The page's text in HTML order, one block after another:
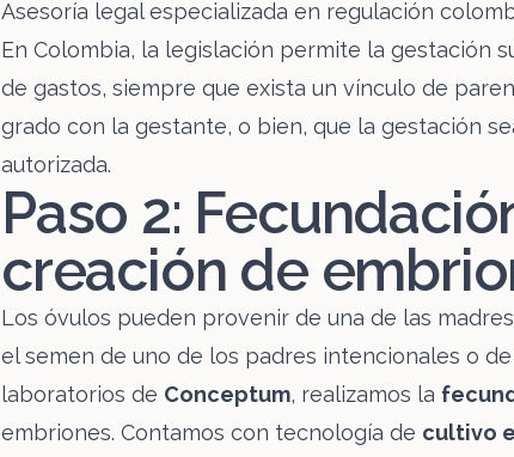
Asesoría legal especializada en regulación
En Colombia, la legislación permite la gestación
de gastos, siempre que exista un vínculo de
grado con la gestante, o bien, que la gestación
autorizada.
Paso 2:
creación de
Los óvulos pueden provenir de una de las
el semen de uno de los padres intencionales o
laboratorios de Conceptum, realizamos la
embriones. Contamos con tecnología de cultivo